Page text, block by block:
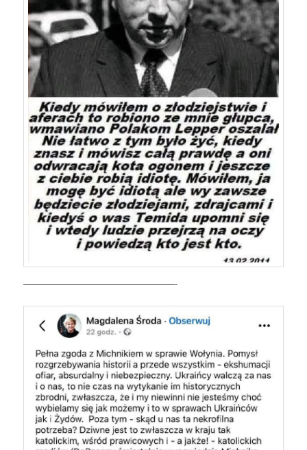
—————————————————-